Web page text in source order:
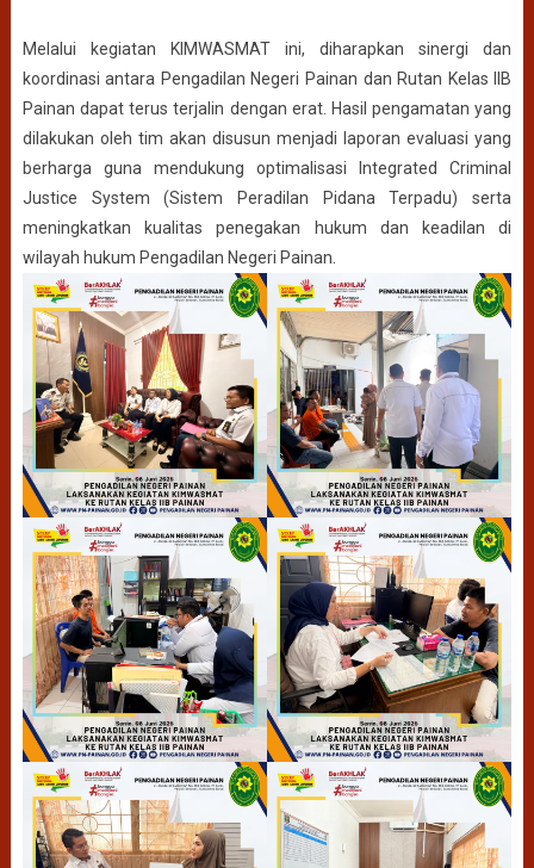
Melalui kegiatan KIMWASMAT ini, diharapkan sinergi dan
koordinasi antara Pengadilan Negeri Painan dan Rutan Kelas IIB
Painan dapat terus terjalin dengan erat. Hasil pengamatan yang
dilakukan oleh tim akan disusun menjadi laporan evaluasi yang
berharga guna mendukung optimalisasi Integrated Criminal
Justice System (Sistem Peradilan Pidana Terpadu) serta
meningkatkan kualitas penegakan hukum dan keadilan di
wilayah hukum Pengadilan Negeri Painan.